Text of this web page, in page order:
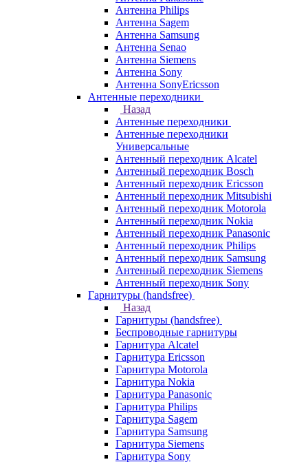
Антенна Philips
Антенна Sagem
Антенна Samsung
Антенна Senao
Антенна Siemens
Антенна Sony
Антенна SonyEricsson
Антенные переходники
Назад
Антенные переходники
Антенные переходники
Универсальные
Антенный переходник Alcatel
Антенный переходник Bosch
Антенный переходник Ericsson
Антенный переходник Mitsubishi
Антенный переходник Motorola
Антенный переходник Nokia
Антенный переходник Panasonic
Антенный переходник Philips
Антенный переходник Samsung
Антенный переходник Siemens
Антенный переходник Sony
Гарнитуры (handsfree)
Назад
Гарнитуры (handsfree)
Беспроводные гарнитуры
Гарнитура Alcatel
Гарнитура Ericsson
Гарнитура Motorola
Гарнитура Nokia
Гарнитура Panasonic
Гарнитура Philips
Гарнитура Sagem
Гарнитура Samsung
Гарнитура Siemens
Гарнитура Sony